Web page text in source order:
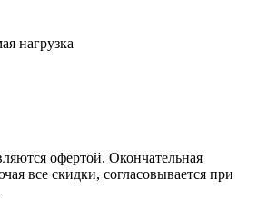
нагрузка
офертой. Окончательная
все скидки, согласовывается при